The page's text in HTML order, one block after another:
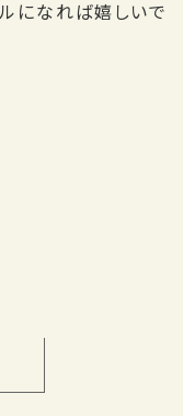
になれば嬉しいで